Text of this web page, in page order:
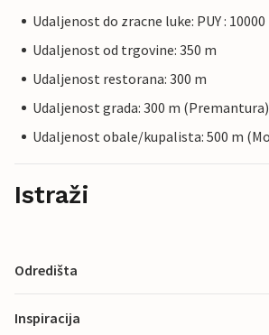
Udaljenost do zracne luke: PUY : 10000
Udaljenost od trgovine: 350 m
Udaljenost restorana: 300 m
Udaljenost grada: 300 m (Premantura)
Udaljenost obale/kupalista: 500 m
Istraži
Odredišta
Inspiracija